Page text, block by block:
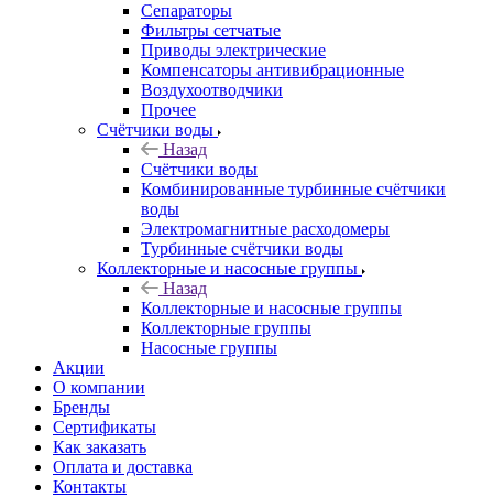
Сепараторы
Фильтры сетчатые
Приводы электрические
Компенсаторы антивибрационные
Воздухоотводчики
Прочее
Счётчики воды
Назад
Счётчики воды
Комбинированные турбинные счётчики
воды
Электромагнитные расходомеры
Турбинные счётчики воды
Коллекторные и насосные группы
Назад
Коллекторные и насосные группы
Коллекторные группы
Насосные группы
Акции
О компании
Бренды
Сертификаты
Как заказать
Оплата и доставка
Контакты